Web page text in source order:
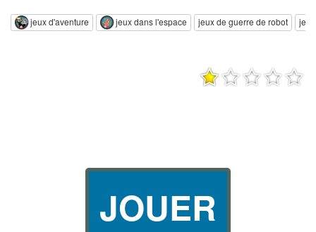
jeux d'aventure jeux dans l'espace jeux de guerre de robot
JOUER